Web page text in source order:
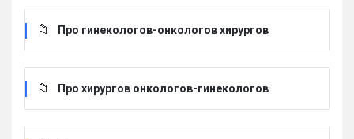
Про гинекологов-онкологов хирургов
Про хирургов онкологов-гинекологов